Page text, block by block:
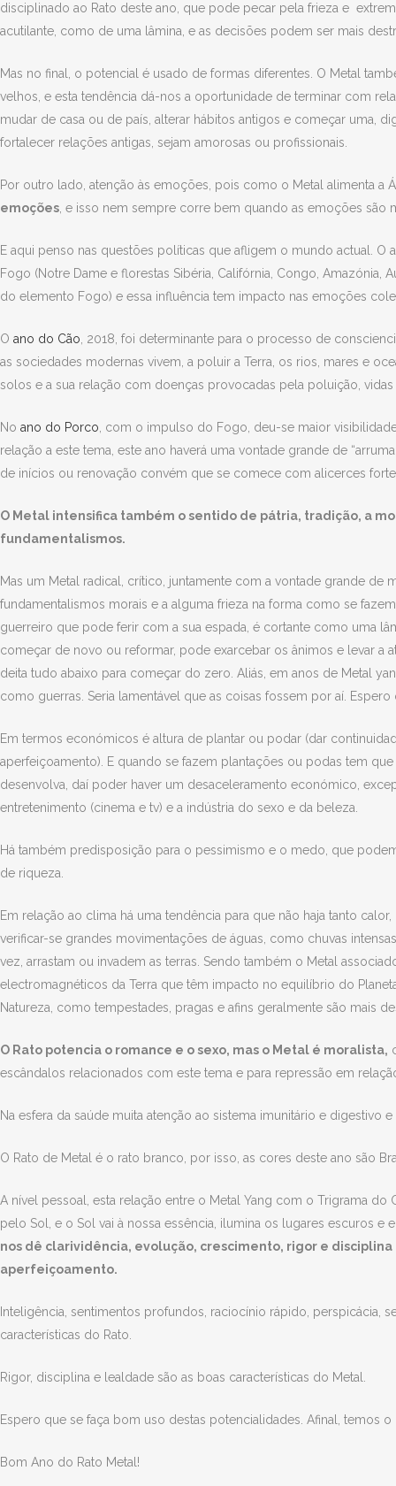
disciplinado ao Rato deste ano, que pode pecar pela frieza e
acutilante, como de uma lâmina, e as decisões podem ser mais
Mas no final, o potencial é usado de formas diferentes. O Metal
velhos, e esta tendência dá-nos a oportunidade de terminar com
mudar de casa ou de país, alterar hábitos antigos e começar uma,
fortalecer relações antigas, sejam amorosas ou profissionais.
Por outro lado, atenção às emoções, pois como o Metal alimenta a
emoções , e isso nem sempre corre bem quando as emoções
E aqui penso nas questões políticas que afligem o mundo actual. O
Fogo (Notre Dame e florestas Sibéria, Califórnia, Congo,
do elemento Fogo) e essa influência tem impacto nas emoções
O ano do Cão , 2018, foi determinante para o processo de
as sociedades modernas vivem, a poluir a Terra, os rios, mares e
solos e a sua relação com doenças provocadas pela poluição, vidas
No ano do Porco , com o impulso do Fogo, deu-se maior
relação a este tema, este ano haverá uma vontade grande de
de inícios ou renovação convém que se comece com alicerces
O Metal intensifica também o sentido de pátria, tradição, a
fundamentalismos.
Mas um Metal radical, crítico, juntamente com a vontade grande de
fundamentalismos morais e a alguma frieza na forma como se
guerreiro que pode ferir com a sua espada, é cortante como uma
começar de novo ou reformar, pode exarcebar os ânimos e levar a
deita tudo abaixo para começar do zero. Aliás, em anos de Metal
como guerras. Seria lamentável que as coisas fossem por aí. Espero
Em termos económicos é altura de plantar ou podar (dar
aperfeiçoamento). E quando se fazem plantações ou podas tem
desenvolva, daí poder haver um desaceleramento económico,
entretenimento (cinema e tv) e a indústria do sexo e da beleza.
Há também predisposição para o pessimismo e o medo, que
de riqueza.
Em relação ao clima há uma tendência para que não haja tanto
verificar-se grandes movimentações de águas, como chuvas
vez, arrastam ou invadem as terras. Sendo também o Metal
electromagnéticos da Terra que têm impacto no equilíbrio do
Natureza, como tempestades, pragas e afins geralmente são mais
O Rato potencia o romance e o sexo, mas o Metal é moralista,
escândalos relacionados com este tema e para repressão em
Na esfera da saúde muita atenção ao sistema imunitário e digestivo
O Rato de Metal é o rato branco, por isso, as cores deste ano são
A nível pessoal, esta relação entre o Metal Yang com o Trigrama
pelo Sol, e o Sol vai à nossa essência, ilumina os lugares escuros e
nos dê clarividência, evolução, crescimento, rigor e
aperfeiçoamento.
Inteligência, sentimentos profundos, raciocínio rápido, perspicácia,
características do Rato.
Rigor, disciplina e lealdade são as boas características do Metal.
Espero que se faça bom uso destas potencialidades. Afinal, temos o
Bom Ano do Rato Metal!